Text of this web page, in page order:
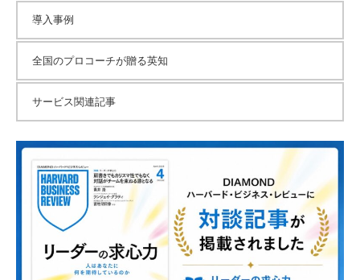
導入事例
全国のプロコーチが贈る英知
サービス関連記事